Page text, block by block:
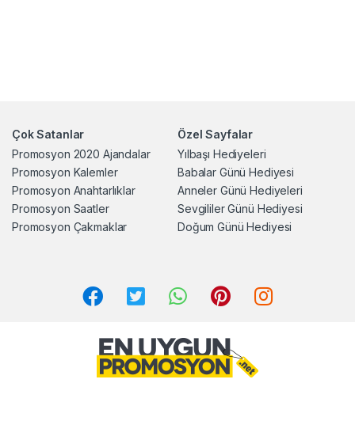
Çok Satanlar
Promosyon 2020 Ajandalar
Promosyon Kalemler
Promosyon Anahtarlıklar
Promosyon Saatler
Promosyon Çakmaklar
Özel Sayfalar
Yılbaşı Hediyeleri
Babalar Günü Hediyesi
Anneler Günü Hediyeleri
Sevgililer Günü Hediyesi
Doğum Günü Hediyesi